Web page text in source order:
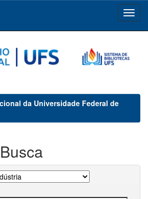
da Universidade Federal de